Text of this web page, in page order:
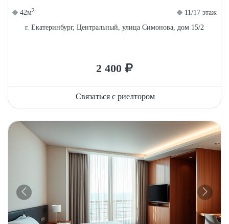
42м2
11/17 этаж
г. Екатеринбург, Центральный, улица Симонова, дом 15/2
2 400
Связаться с риелтором